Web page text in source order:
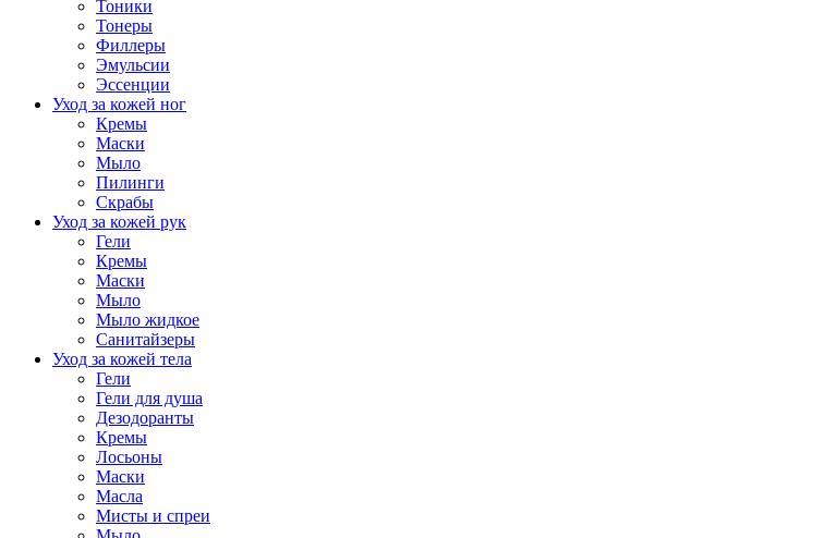
Тоники
Тонеры
Филлеры
Эмульсии
Эссенции
Уход за кожей ног
Кремы
Маски
Мыло
Пилинги
Скрабы
Уход за кожей рук
Гели
Кремы
Маски
Мыло
Мыло жидкое
Санитайзеры
Уход за кожей тела
Гели
Гели для душа
Дезодоранты
Кремы
Лосьоны
Маски
Масла
Мисты и спреи